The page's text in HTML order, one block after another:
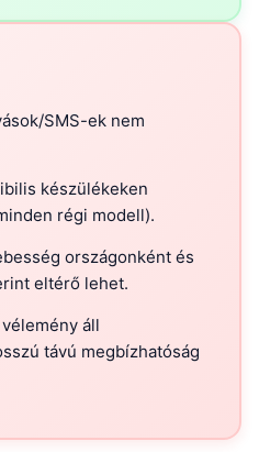
SMS-ek nem
készülékeken
régi modell).
országonként és
eltérő lehet.
áll
távú megbízhatóság